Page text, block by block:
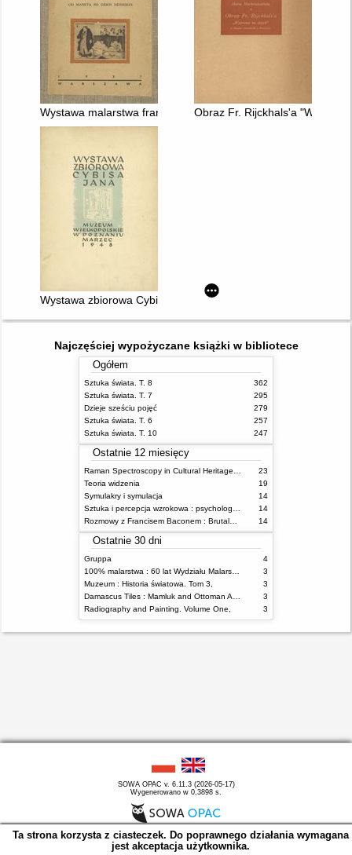
Wystawa malarstwa francuskiego od Maneta po dzień
Obraz Fr. Rijckhals'a
Wystawa zbiorowa Cybisa Jana
Najczęściej wypożyczane książki w bibliotece
Ogółem
Sztuka świata. T. 8
362
Sztuka świata. T. 7
295
Dzieje sześciu pojęć
279
Sztuka świata. T. 6
257
Sztuka świata. T. 10
247
Ostatnie 12 miesięcy
23
Teoria widzenia
19
Symulakry i symulacja
14
14
14
Ostatnie 30 dni
Gruppa
4
3
Muzeum : Historia światowa. Tom 3,
3
3
Radiography and Painting. Volume One,
3
SOWA OPAC v. 6.11.3 (2026-05-17)
Wygenerowano w 0,3898 s.
Ta strona korzysta z ciasteczek. Do poprawnego działania wymagana
jest akceptacja użytkownika.